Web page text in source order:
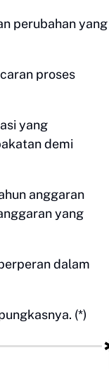
perubahan yang
proses
yang
demi
anggaran
yang
dalam
(*)